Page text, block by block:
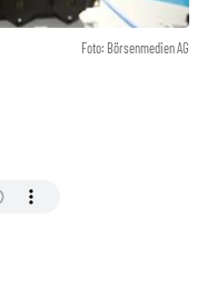
Foto: Börsenmedien AG